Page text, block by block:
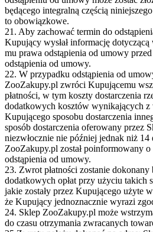
będącego integralną częścią
to obowiązkowe.
21. Aby zachować termin do
Kupujący wysłał informację
mu prawa odstąpienia od umowy
odstąpienia od umowy.
22. W przypadku odstąpienia od
ZooZakupy.pl zwróci Kupującemu
płatności, w tym koszty dostarczenia
dodatkowych kosztów wynikających z
Kupującego sposobu dostarczenia
sposób dostarczenia oferowany przez
niezwłocznie nie później jednak niż
ZooZakupy.pl został poinformowany
odstąpienia od umowy.
23. Zwrot płatności zostanie
dodatkowych opłat przy użyciu takich
jakie zostały przez Kupującego użyte
że Kupujący jednoznacznie wyrazi
24. Sklep ZooZakupy.pl może
do czasu otrzymania zwracanych